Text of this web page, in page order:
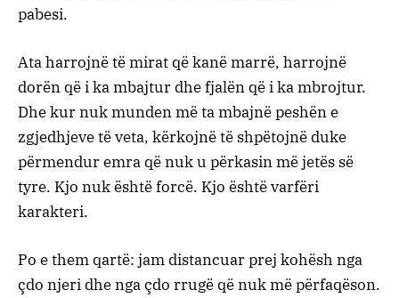
pabesi.
Ata harrojnë të mirat që kanë marrë, harrojnë
dorën që i ka mbajtur dhe fjalën që i ka mbrojtur.
Dhe kur nuk munden më ta mbajnë peshën e
zgjedhjeve të veta, kërkojnë të shpëtojnë duke
përmendur emra që nuk u përkasin më jetës së
tyre. Kjo nuk është forcë. Kjo është varfëri
karakteri.
Po e them qartë: jam distancuar prej kohësh nga
çdo njeri dhe nga çdo rrugë që nuk më përfaqëson.